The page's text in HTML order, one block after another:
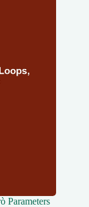
Parameters